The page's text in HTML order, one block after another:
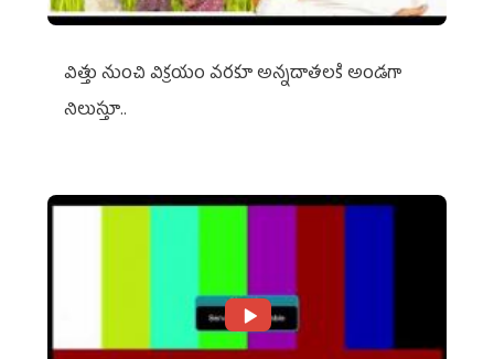
విత్తు నుంచి విక్రయం వరకూ అన్నదాతలకి అండగా
నిలుస్తూ..